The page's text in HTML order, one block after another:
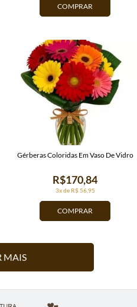
COMPRAR
COMPRAR
3x de R$ 56,95
R$170,84
Gérberas Coloridas Em Vaso De Vidro
MAIS